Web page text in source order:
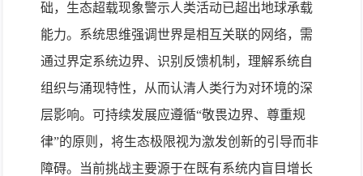
础，生态超载现象警示人类活动已超出地球承载
能力。系统思维强调世界是相互关联的网络，需
通过界定系统边界、识别反馈机制，理解系统自
组织与涌现特性，从而认清人类行为对环境的深
层影响。可持续发展应遵循“敬畏边界、尊重规
律”的原则，将生态极限视为激发创新的引导而非
障碍。当前挑战主要源于在既有系统内盲目增长